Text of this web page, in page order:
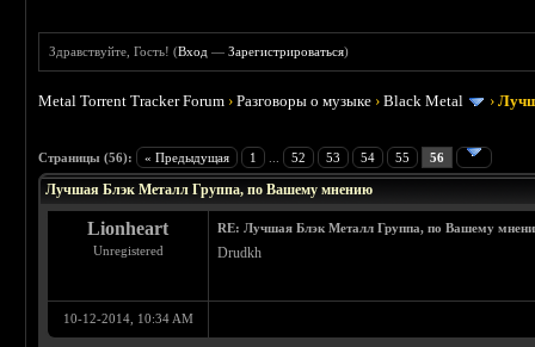
Здравствуйте, Гость! (Вход —Зарегистрироваться)
Metal Torrent Tracker Forum ›Разговоры о музыке ›Black Metal ›
Страницы (56): « Предыдущая 1 52 53 54 55 56
Лучшая Блэк Металл Группа, по Вашему мнению
Lionheart
Unregistered
RE: Лучшая Блэк Металл Группа, по Вашему
Drudkh
10-12-2014, 10:34 AM